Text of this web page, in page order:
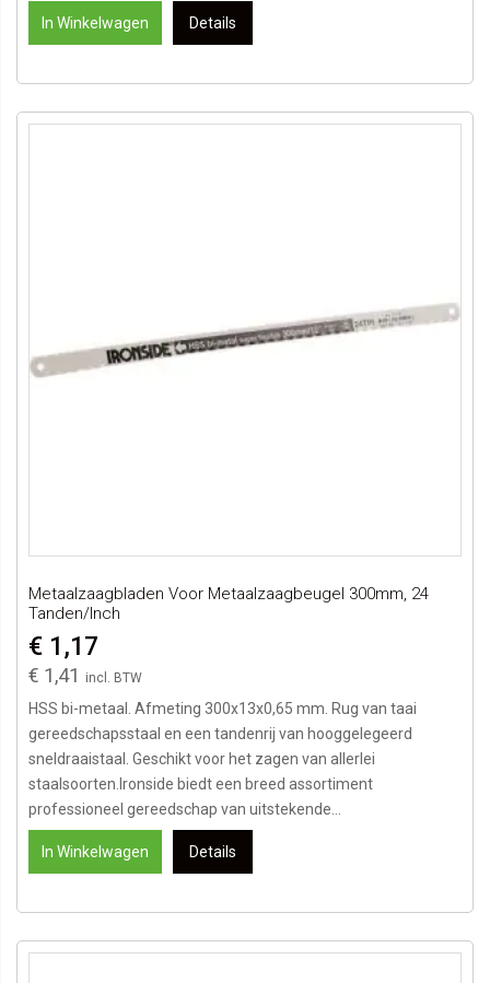
In Winkelwagen Details
Metaalzaagbladen Voor Metaalzaagbeugel 300mm, 24
Tanden/inch
€ 1,41
€ 1,17
HSS bi-metaal. Afmeting 300x13x0,65 mm. Rug van taai
gereedschapsstaal en een tandenrij van hooggelegeerd
sneldraaistaal. Geschikt voor het zagen van allerlei
staalsoorten.Ironside biedt een breed assortiment
professioneel gereedschap van uitstekende...
In Winkelwagen Details